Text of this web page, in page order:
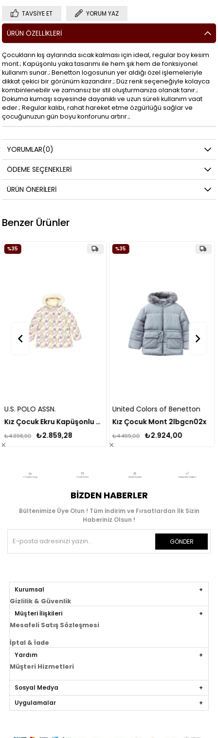
TAVSIYE ET YORUM YAZ
ÜRÜN ÖZELLIKLERI
Çocukların kış aylarında sıcak kalması için ideal, regular boy kesim
mont.; Kapüşonlu yaka tasarımı ile hem şık hem de fonksiyonel
kullanım sunar.; Benetton logosunun yer aldığı özel işlemeleriyle
dikkat çekici bir görünüm kazandırır.; Düz renk seçeneğiyle kolayca
kombinlenebilir ve zamansız bir stil oluşturmanıza olanak tanır.;
Dokuma kumaşı sayesinde dayanıklı ve uzun süreli kullanım vaat
eder.; Regular kalıbı, rahat hareket etme özgürlüğü sağlar ve
çocuğunuzun gün boyu konforunu artırır.;
YORUMLAR(0)
ÖDEME SEÇENEKLERI
ÜRÜN ÖNERILERI
Benzer Ürünler
Kız Çocuk Ekru Kapüşonlu Mont
United Colors of Benetton
Kız Çocuk Mont 2lbgcn02x
₺2.924,00
₺4.499,00
Name It
Kız Çocuk Mont
₺4.299,00
BIZDEN HABERLER
Bültenimize Üye Olun ! Tüm İndirim ve Fırsatlardan İlk Sizin
Haberiniz Olsun !
GÖNDER
Kurumsal
Gizlilik & Güvenlik
Müşteri İlişkileri
Mesafeli Satış Sözleşmesi
İptal & İade
Yardım
Müşteri Hizmetleri
Sosyal Medya
Uygulamalar